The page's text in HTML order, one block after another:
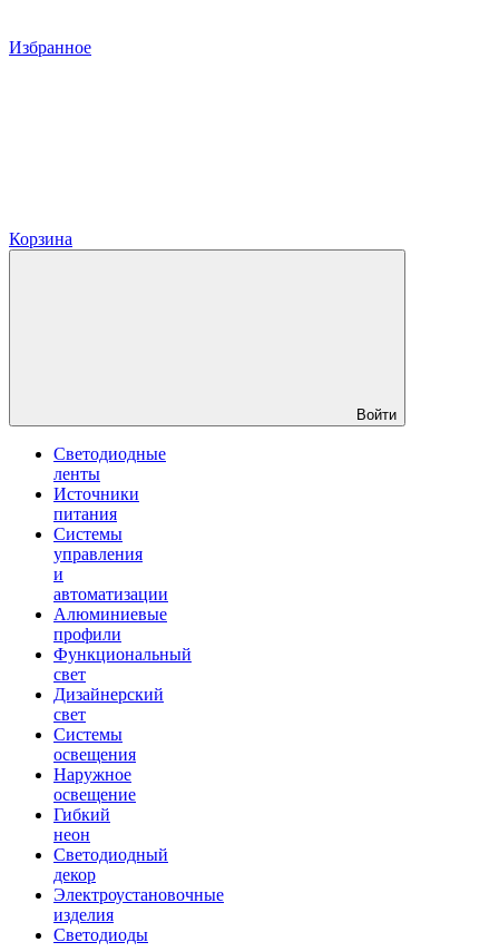
Избранное
Корзина
Войти
Светодиодные
ленты
Источники
питания
Системы
управления
и
автоматизации
Алюминиевые
профили
Функциональный
свет
Дизайнерский
свет
Системы
освещения
Наружное
освещение
Гибкий
неон
Светодиодный
декор
Электроустановочные
изделия
Светодиоды